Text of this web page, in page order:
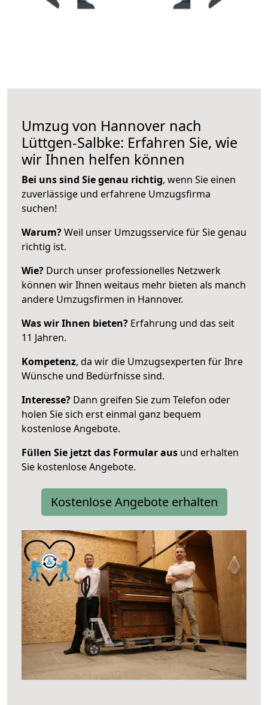
Umzug von Hannover nach
Lüttgen-Salbke: Erfahren Sie, wie
wir Ihnen helfen können
Bei uns sind Sie genau richtig, wenn Sie einen
zuverlässige und erfahrene Umzugsfirma
suchen!
Warum?Weil unser Umzugsservice für Sie genau
richtig ist.
Wie? Durch unser professionelles Netzwerk
können wir Ihnen weitaus mehr bieten als manch
andere Umzugsfirmen in Hannover.
Was wir Ihnen bieten? Erfahrung und das seit
11 Jahren.
Kompetenz, da wir die Umzugsexperten für Ihre
Wünsche und Bedürfnisse sind.
Interesse? Dann greifen Sie zum Telefon oder
holen Sie sich erst einmal ganz bequem
kostenlose Angebote.
Füllen Sie jetzt das Formular aus und erhalten
Sie kostenlose Angebote.
Kostenlose Angebote erhalten